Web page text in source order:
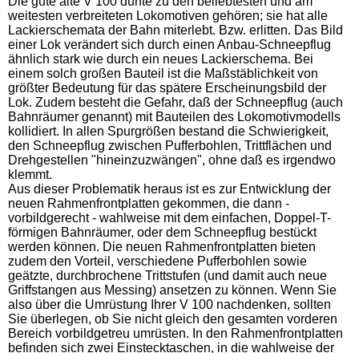
weitesten verbreiteten Lokomotiven gehören; sie hat alle
Lackierschemata der Bahn miterlebt. Bzw. erlitten. Das Bild
einer Lok verändert sich durch einen Anbau-Schneepflug
ähnlich stark wie durch ein neues Lackierschema. Bei
einem solch großen Bauteil ist die Maßstäblichkeit von
größter Bedeutung für das spätere Erscheinungsbild der
Lok. Zudem besteht die Gefahr, daß der Schneepflug (auch
Bahnräumer genannt) mit Bauteilen des Lokomotivmodells
kollidiert. In allen Spurgrößen bestand die Schwierigkeit,
den Schneepflug zwischen Pufferbohlen, Trittflächen und
Drehgestellen "hineinzuzwängen", ohne daß es irgendwo
klemmt.
Aus dieser Problematik heraus ist es zur Entwicklung der
neuen Rahmenfrontplatten gekommen, die dann -
vorbildgerecht - wahlweise mit dem einfachen, Doppel-T-
förmigen Bahnräumer, oder dem Schneepflug bestückt
werden können. Die neuen Rahmenfrontplatten bieten
zudem den Vorteil, verschiedene Pufferbohlen sowie
geätzte, durchbrochene Trittstufen (und damit auch neue
Griffstangen aus Messing) ansetzen zu können. Wenn Sie
also über die Umrüstung Ihrer V 100 nachdenken, sollten
Sie überlegen, ob Sie nicht gleich den gesamten vorderen
Bereich vorbildgetreu umrüsten. In den Rahmenfrontplatten
befinden sich zwei Einstecktaschen, in die wahlweise der